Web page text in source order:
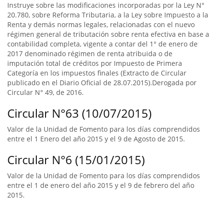
Instruye sobre las modificaciones incorporadas por la Ley N°
20.780, sobre Reforma Tributaria, a la Ley sobre Impuesto a la
Renta y demás normas legales, relacionadas con el nuevo
régimen general de tributación sobre renta efectiva en base a
contabilidad completa, vigente a contar del 1° de enero de
2017 denominado régimen de renta atribuida o de
imputación total de créditos por Impuesto de Primera
Categoría en los impuestos finales (Extracto de Circular
publicado en el Diario Oficial de 28.07.2015).Derogada por
Circular N° 49, de 2016.
Circular N°63 (10/07/2015)
Valor de la Unidad de Fomento para los días comprendidos
entre el 1 Enero del año 2015 y el 9 de Agosto de 2015.
Circular N°6 (15/01/2015)
Valor de la Unidad de Fomento para los días comprendidos
entre el 1 de enero del año 2015 y el 9 de febrero del año
2015.